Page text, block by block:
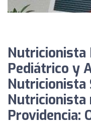
Nutricionista
Pediátrico y
Nutricionista
Nutricionista
Providencia: